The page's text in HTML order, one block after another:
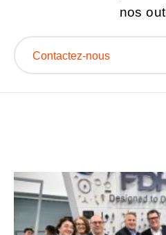
nos
Contactez-nous